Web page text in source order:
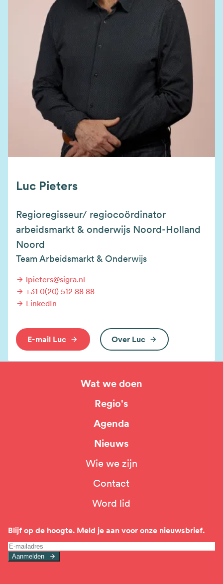
Luc Pieters
Regioregisseur/ regiocoördinator
arbeidsmarkt & onderwijs Noord-Holland
Noord
Team Arbeidsmarkt & Onderwijs
lpieters@sigra.nl
+31 0(20) 512 88 88
LinkedIn
E-mail Luc Over Luc
Wat we doen
Regio's
Agenda
Nieuws
Wie we zijn
Contact
Word lid
Blijf op de hoogte. Meld je aan voor onze nieuwsbrief.
Aanmelden